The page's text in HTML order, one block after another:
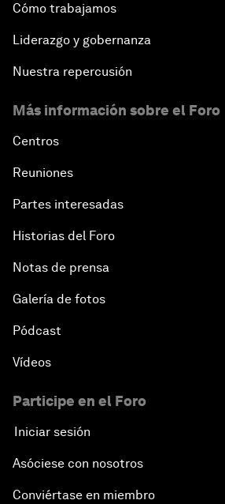
Cómo trabajamos
Liderazgo y gobernanza
Nuestra repercusión
Más información sobre el Foro
Centros
Reuniones
Partes interesadas
Historias del Foro
Notas de prensa
Galería de fotos
Pódcast
Vídeos
Participe en el Foro
Iniciar sesión
Asóciese con nosotros
Conviértase en miembro